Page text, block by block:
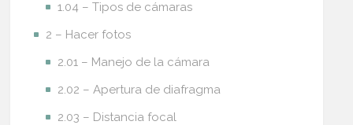
1.04 – Tipos de cámaras
2 – Hacer fotos
2.01 – Manejo de la cámara
2.02 – Apertura de diafragma
2.03 – Distancia focal